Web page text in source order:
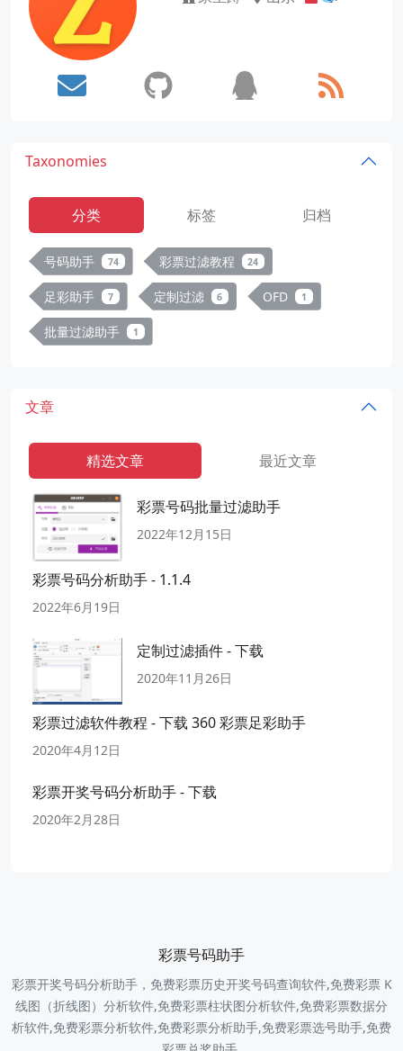
Taxonomies
分类 标签 归档
号码助手 74 彩票过滤教程 24
足彩助手 7 定制过滤 6 OFD 1
批量过滤助手 1
文章
精选文章 最近文章
彩票号码批量过滤助手
2022年12月15日
彩票号码分析助手 - 1.1.4
2022年6月19日
定制过滤插件 - 下载
2020年11月26日
彩票过滤软件教程 - 下载 360 彩票足彩助手
2020年4月12日
彩票开奖号码分析助手 - 下载
2020年2月28日
彩票号码助手
彩票开奖号码分析助手，免费彩票历史开奖号码查询软件,免费彩票 K
线图（折线图）分析软件,免费彩票柱状图分析软件,免费彩票数据分
析软件,免费彩票分析软件,免费彩票分析助手,免费彩票选号助手,免费